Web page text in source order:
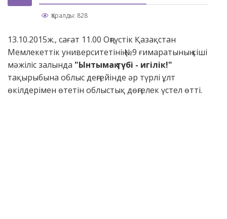
Қаралды: 828
13.10.2015ж., сағат 11.00 Оңтүстік Қазақстан
Мемлекеттік университетінің №9 ғимаратының кіші
мәжіліс залында "Ынтымақ түбі - игілік!"
тақырыбына облыс деңгейінде әр түрлі ұлт
өкілдерімен өтетін облыстық дөңгелек үстел өтті.